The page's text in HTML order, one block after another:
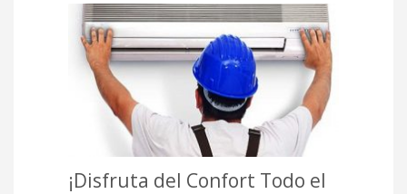
¡Disfruta del Confort Todo el